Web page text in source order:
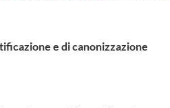
e di canonizzazione